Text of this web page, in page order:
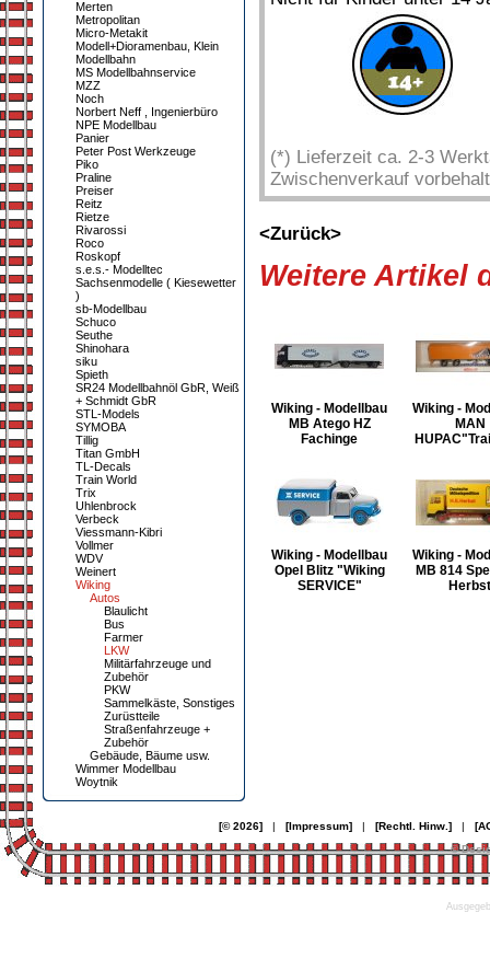
Merten
Metropolitan
Micro-Metakit
Modell+Dioramenbau, Klein
Modellbahn
MS Modellbahnservice
MZZ
Noch
Norbert Neff , Ingenierbüro
NPE Modellbau
Panier
Peter Post Werkzeuge
Piko
Praline
Preiser
Reitz
Rietze
Rivarossi
Roco
Roskopf
s.e.s.- Modelltec
Sachsenmodelle ( Kiesewetter
)
sb-Modellbau
Schuco
Seuthe
Shinohara
siku
Spieth
SR24 Modellbahnöl GbR, Weiß
+ Schmidt GbR
STL-Models
SYMOBA
Tillig
Titan GmbH
TL-Decals
Train World
Trix
Uhlenbrock
Verbeck
Viessmann-Kibri
Vollmer
WDV
Weinert
Wiking
Autos
Blaulicht
Bus
Farmer
LKW
Militärfahrzeuge und
Zubehör
PKW
Sammelkäste, Sonstiges
Zurüstteile
Straßenfahrzeuge +
Zubehör
Gebäude, Bäume usw.
Wimmer Modellbau
Woytnik
(*) Lieferzeit ca. 2-3
Zwischenverkauf
<Zurück>
Weitere Artikel
Wiking - Modellbau
MB Atego HZ
Fachinge
Wiking -
MAN
Wiking - Modellbau
Opel Blitz "Wiking
SERVICE"
Wiking -
MB 814
Herbst
[© 2026]| [Impressum]| [Rechtl. Hinw.]|
©